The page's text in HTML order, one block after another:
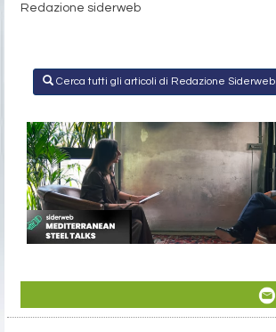
Redazione siderweb
Cerca tutti gli articoli di Redazione Siderweb